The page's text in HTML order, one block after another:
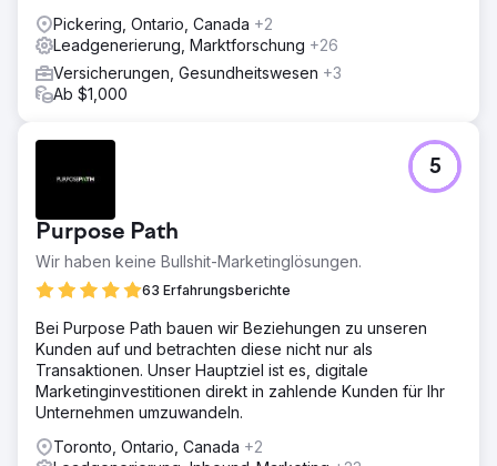
Pickering, Ontario, Canada +2
Leadgenerierung, Marktforschung +26
Versicherungen, Gesundheitswesen +3
Ab $1,000
Purpose Path
Wir haben keine Bullshit-Marketinglösungen.
63 Erfahrungsberichte
5
Bei Purpose Path bauen wir Beziehungen zu unseren
Kunden auf und betrachten diese nicht nur als
Transaktionen. Unser Hauptziel ist es, digitale
Marketinginvestitionen direkt in zahlende Kunden für Ihr
Unternehmen umzuwandeln.
Toronto, Ontario, Canada +2